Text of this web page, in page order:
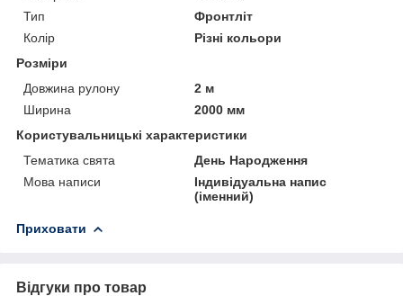
Тип
Фронтліт
Колір
Різні кольори
Розміри
Довжина рулону
2 м
Ширина
2000 мм
Користувальницькі характеристики
Тематика свята
День Народження
Мова написи
Індивідуальна напис
(іменний)
Приховати
Відгуки про товар